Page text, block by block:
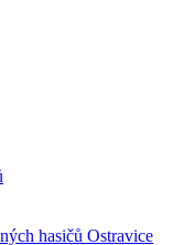
hasičů Ostravice